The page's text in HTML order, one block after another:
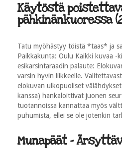
Käytöstä
pähkinänkuoressa
Tatu myöhästyy töistä *taas* ja
Paikkakunta: Oulu Kaikki kuvaa -
esikarsintaraadin palaute:
varsin hyvin liikkeelle.
elokuvan ulkopuoliset
kanssa) hankaloittivat juonen
tuotannoissa kannattaa myös
puhumista, ellei se ole jotenkin
Munapäät -